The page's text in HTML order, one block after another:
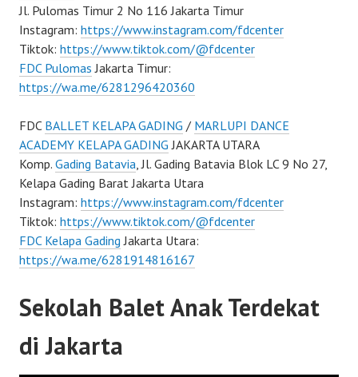
Jl. Pulomas Timur 2 No 116 Jakarta Timur
Instagram: https://www.instagram.com/fdcenter
Tiktok: https://www.tiktok.com/@fdcenter
FDC Pulomas Jakarta Timur:
https://wa.me/6281296420360
FDC BALLET KELAPA GADING / MARLUPI DANCE
ACADEMY KELAPA GADING JAKARTA UTARA
Komp. Gading Batavia, Jl. Gading Batavia Blok LC 9 No 27,
Kelapa Gading Barat Jakarta Utara
Instagram: https://www.instagram.com/fdcenter
Tiktok: https://www.tiktok.com/@fdcenter
FDC Kelapa Gading Jakarta Utara:
https://wa.me/6281914816167
Sekolah Balet Anak Terdekat
di Jakarta